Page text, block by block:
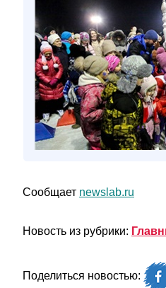
Сообщает newslab.ru
Новость из рубрики:
Поделиться новостью: